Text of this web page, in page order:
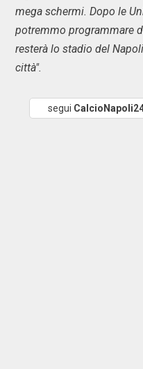
mega schermi. Dopo le
potremmo programmare
resterà lo stadio del
città".
segui